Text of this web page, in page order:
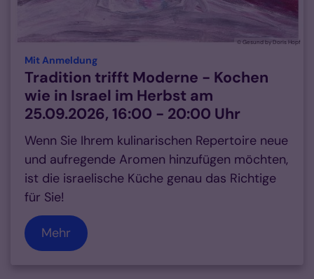
© Gesund by Doris Hopf
Mit Anmeldung:
Tradition trifft Moderne - Kochen
wie in Israel im Herbst am
25.09.2026, 16:00 - 20:00 Uhr
Wenn Sie Ihrem kulinarischen Repertoire neue
und aufregende Aromen hinzufügen möchten,
ist die israelische Küche genau das Richtige
für Sie!
Mehr